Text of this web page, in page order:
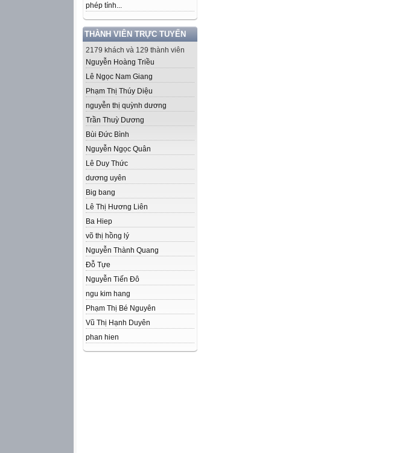
phép tính...
THÀNH VIÊN TRỰC TUYẾN
2179 khách và 129 thành viên
Nguyễn Hoàng Triều
Lê Ngọc Nam Giang
Phạm Thị Thúy Diệu
nguyễn thị quỳnh dương
Trần Thuỳ Dương
Bùi Đức Bình
Nguyễn Ngọc Quân
Lê Duy Thức
dương uyên
Big bang
Lê Thị Hương Liên
Ba Hiep
võ thị hồng lý
Nguyễn Thành Quang
Đỗ Tựe
Nguyễn Tiến Đô
ngu kim hang
Phạm Thị Bé Nguyên
Vũ Thị Hạnh Duyên
phan hien